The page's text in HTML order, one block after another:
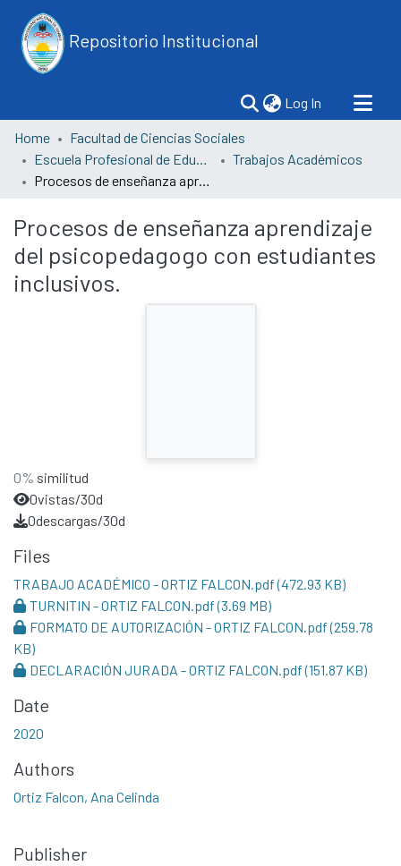
Repositorio Institucional
Log In (current)
Home
Facultad de Ciencias Sociales
Escuela Profesional de Educación
Trabajos Académicos
Procesos de enseñanza aprendizaje del psicopedagogo con estudiantes inclusivos.
Procesos de enseñanza aprendizaje
del psicopedagogo con estudiantes
inclusivos.
0% similitud
0vistas/30d
0descargas/30d
Files
TRABAJO ACADÉMICO - ORTIZ FALCON.pdf(472.93 KB)
TURNITIN - ORTIZ FALCON.pdf(3.69 MB)
FORMATO DE AUTORIZACIÓN - ORTIZ FALCON.pdf(259.78
KB)
DECLARACIÓN JURADA - ORTIZ FALCON.pdf(151.87 KB)
Date
2020
Authors
Ortiz Falcon, Ana Celinda
Publisher